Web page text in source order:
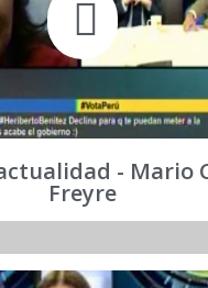
- Mario
Freyre